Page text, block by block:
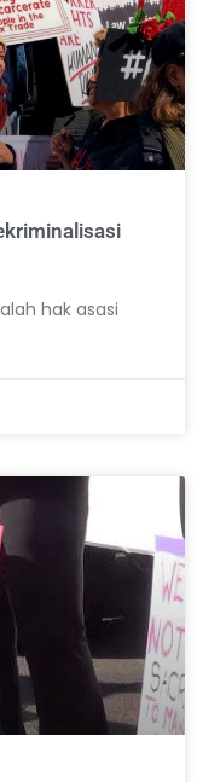
hak asasi